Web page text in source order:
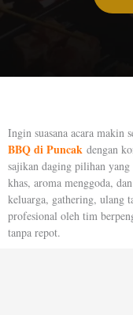
Ingin suasana acara makin
BBQ di Puncak dengan
sajikan daging pilihan
khas, aroma menggoda,
keluarga, gathering, ulang
profesional oleh tim
tanpa repot.